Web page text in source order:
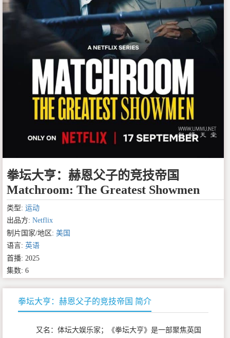
拳坛大亨：赫恩父子的竞技帝国
Matchroom: The Greatest Showmen
类型: 运动
出品方: Netflix
制片国家/地区: 美国
语言: 英语
首播: 2025
集数: 6
拳坛大亨：赫恩父子的竞技帝国 简介
又名：体坛大娱乐家；《拳坛大亨》是一部聚焦英国